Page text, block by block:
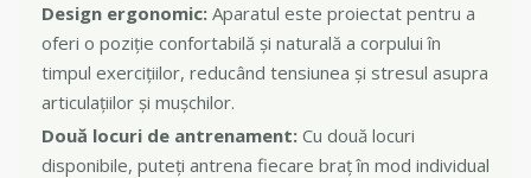
Design ergonomic: Aparatul este proiectat pentru a
oferi o poziție confortabilă și naturală a corpului în
timpul exercițiilor, reducând tensiunea și stresul asupra
articulațiilor și mușchilor.
Două locuri de antrenament: Cu două locuri
disponibile, puteți antrena fiecare braț în mod individual